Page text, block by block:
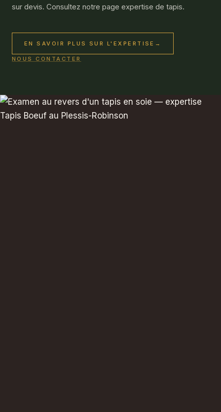
sur devis. Consultez notre page expertise de tapis.
EN SAVOIR PLUS SUR L'EXPERTISE →
NOUS CONTACTER